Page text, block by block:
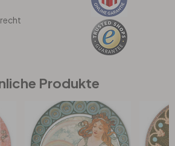
Produkte